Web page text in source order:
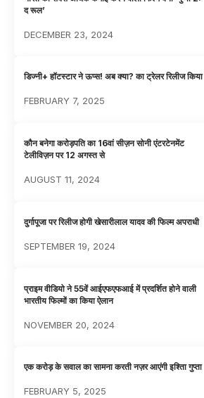
द रूल’
DECEMBER 23, 2024
डिज्नी+ हॉटस्टार ने ऊप्स! अब क्या? का ट्रेलर रिलीज किया
FEBRUARY 7, 2025
कौन बनेगा करोड़पति का 16वां सीज़न सोनी एंटरटेनमेंट
टेलीविज़न पर 12 अगस्त से
AUGUST 11, 2024
दुर्गापूजा पर रिलीज होगी खेसारीलाल यादव की फिल्म अपराधी
SEPTEMBER 19, 2024
प्राइम वीडियो ने 55वें आईएफएफआई में प्रदर्शित होने वाली
भारतीय फिल्मों का किया ऐलान
NOVEMBER 20, 2024
एक करोड़ के सवाल का सामना करती नज़र आएंगी इश्तिा गुप्ता
FEBRUARY 5, 2025